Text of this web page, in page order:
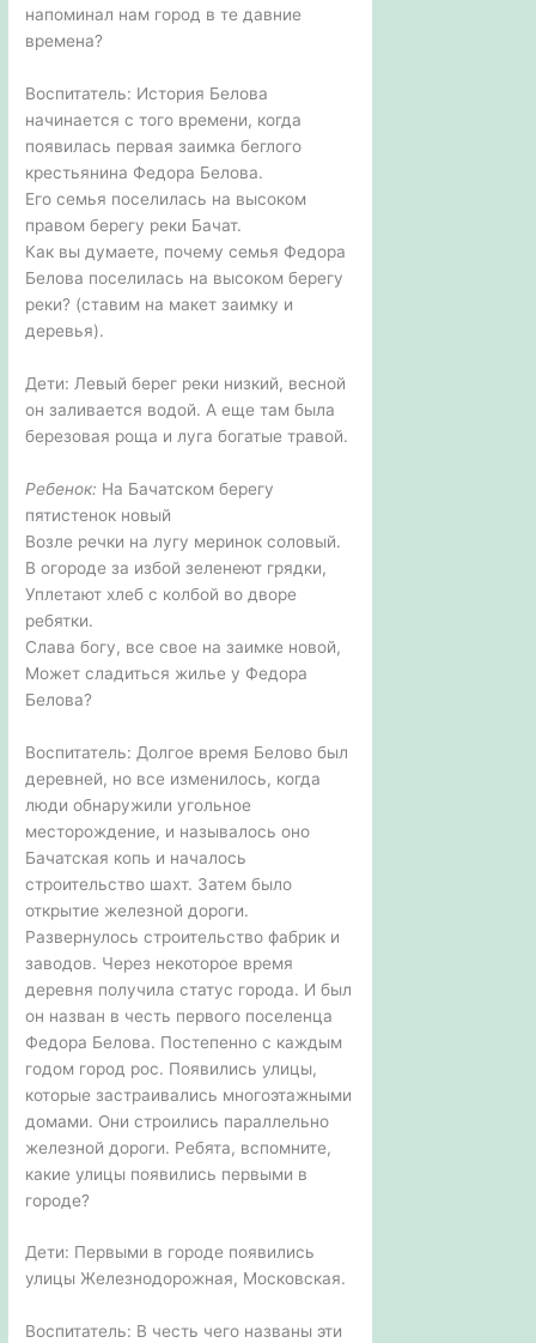
напоминал нам город в те давние
времена?
Воспитатель: История Белова
начинается с того времени, когда
появилась первая заимка беглого
крестьянина Федора Белова.
Его семья поселилась на высоком
правом берегу реки Бачат.
Как вы думаете, почему семья Федора
Белова поселилась на высоком берегу
реки? (ставим на макет заимку и
деревья).
Дети: Левый берег реки низкий, весной
он заливается водой. А еще там была
березовая роща и луга богатые травой.
Ребенок: На Бачатском берегу
пятистенок новый
Возле речки на лугу меринок соловый.
В огороде за избой зеленеют грядки,
Уплетают хлеб с колбой во дворе
ребятки.
Слава богу, все свое на заимке новой,
Может сладиться жилье у Федора
Белова?
Воспитатель: Долгое время Белово был
деревней, но все изменилось, когда
люди обнаружили угольное
месторождение, и называлось оно
Бачатская копь и началось
строительство шахт. Затем было
открытие железной дороги.
Развернулось строительство фабрик и
заводов. Через некоторое время
деревня получила статус города. И был
он назван в честь первого поселенца
Федора Белова. Постепенно с каждым
годом город рос. Появились улицы,
которые застраивались многоэтажными
домами. Они строились параллельно
железной дороги. Ребята, вспомните,
какие улицы появились первыми в
городе?
Дети: Первыми в городе появились
улицы Железнодорожная, Московская.
Воспитатель: В честь чего названы эти